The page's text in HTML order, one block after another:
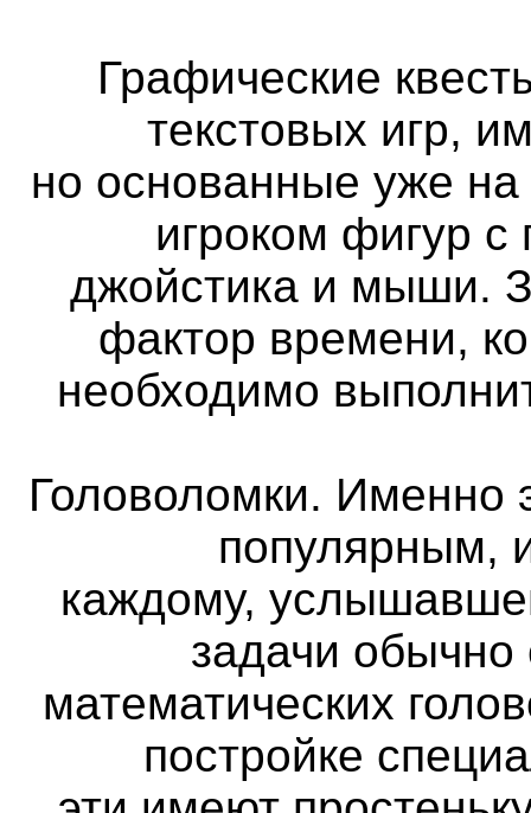
Графические
текстовых игр,
но основанные уже
игроком фигур
джойстика и мыши.
фактор времени,
необходимо
Головоломки. Именно
популярным,
каждому,
задачи
математических
постройке